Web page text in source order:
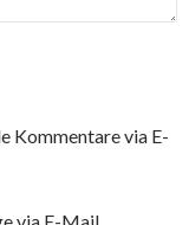
Kommentare via E-